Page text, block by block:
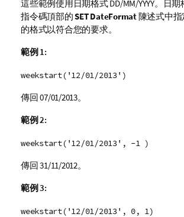
這些範例使用日期格式 DD/MM/YYYY。日
指令碼頂部的SET DateFormat陳述式中指
的格式以符合您的要求。
範例 1:
weekstart('12/01/2013')
傳回07/01/2013。
範例 2:
weekstart('12/01/2013', -1 )
傳回31/11/2012。
範例 3:
weekstart('12/01/2013', 0, 1)